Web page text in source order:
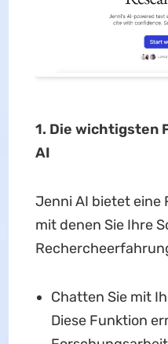
1. Die wichtigsten
AI
Jenni AI bietet eine
mit denen Sie Ihre
Chatten Sie mit
Diese Funktion